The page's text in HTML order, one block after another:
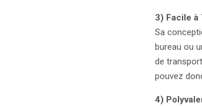
3) Facile à
Sa
bureau ou
de
pouvez
4)